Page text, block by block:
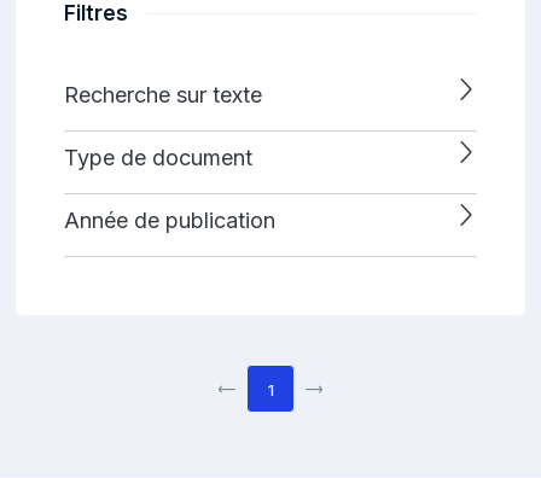
Filtres
Recherche sur texte
Type de document
Année de publication
1